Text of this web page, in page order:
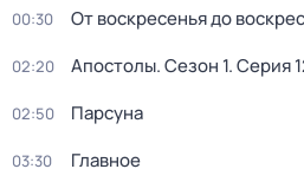
00:30 От воскресенья до
02:20 Апостолы. Сезон 1. Серия
02:50 Парсуна
03:30 Главное